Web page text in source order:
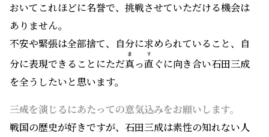
おいてこれほどに名誉で、挑戦させていただける機会は
ありません。
不安や緊張は全部捨て、自分に求められていること、自
分に表現できることにただ真
ま
っ直
す
ぐに向き合い石田三成
を全うしたいと思います。
――三成を演じるにあたっての意気込みをお願いします。
戦国の歴史が好きですが、石田三成は素性の知れない人